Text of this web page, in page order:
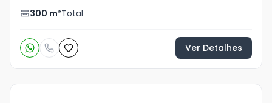
300 m²Total
Ver Detalhes